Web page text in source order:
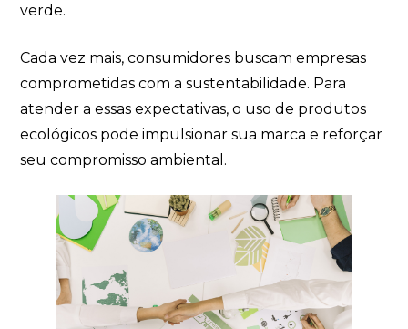
verde.
Cada vez mais, consumidores buscam empresas
comprometidas com a sustentabilidade. Para
atender a essas expectativas, o uso de produtos
ecológicos pode impulsionar sua marca e reforçar
seu compromisso ambiental.